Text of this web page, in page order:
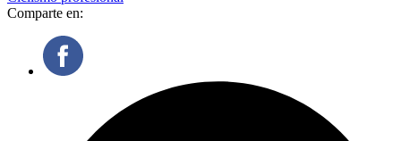
Comparte en: